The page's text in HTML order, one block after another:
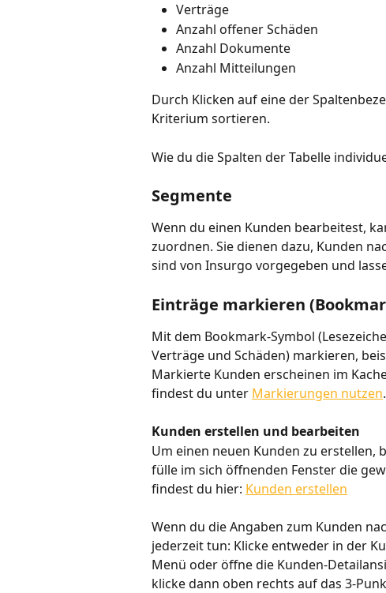
Verträge
Anzahl offener Schäden
Anzahl Dokumente
Anzahl Mitteilungen
Durch Klicken auf eine der
Kriterium sortieren.
Wie du die Spalten der Tabelle
Segmente
Wenn du einen Kunden bearbeitest,
zuordnen. Sie dienen dazu, Kunden
sind von Insurgo vorgegeben und
Einträge markieren
Mit dem Bookmark-Symbol
Verträge und Schäden) markieren,
Markierte Kunden erscheinen im
findest du unter Markierungen nutzen.
Kunden erstellen und bearbeiten
Um einen neuen Kunden zu erstellen,
fülle im sich öffnenden Fenster die
findest du hier: Kunden erstellen
Wenn du die Angaben zum Kunden
jederzeit tun: Klicke entweder in der
Menü oder öffne die Kunden-
klicke dann oben rechts auf das 3-